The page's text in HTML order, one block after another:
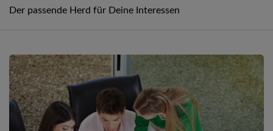
Der passende Herd für Deine Interessen